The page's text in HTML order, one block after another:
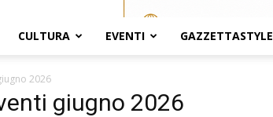
CULTURA EVENTI GAZZETTASTYLE
2026
giugno 2026